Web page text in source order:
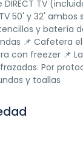
TV
50' y 32' ambos
y batería
📌 Cafetera
con freezer 📌
Por
y toallas